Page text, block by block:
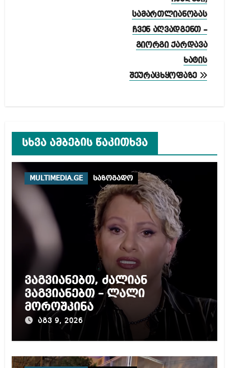
სამართლიანობას
ჩვენ აღვადგენთ –
გიორგი ქარდავა
ხატის
შეურაცხყოფაზე
სხვა ამბების წაკითხვა
MULTIMEDIA.GE საზოგადო
ვაგვიანებთ, ძალიან
ვაგვიანებთ – ლალი
მოროშკინა
აგვ 9, 2026